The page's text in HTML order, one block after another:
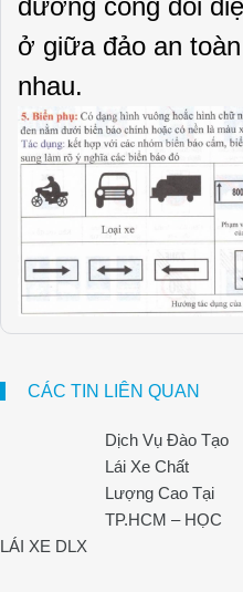
đường cong đối
ở giữa đảo an
nhau.
CÁC TIN LIÊN QUAN
Dịch Vụ Đào Tạo
Lái Xe Chất
Lượng Cao Tại
TP.HCM – HỌC
LÁI XE DLX